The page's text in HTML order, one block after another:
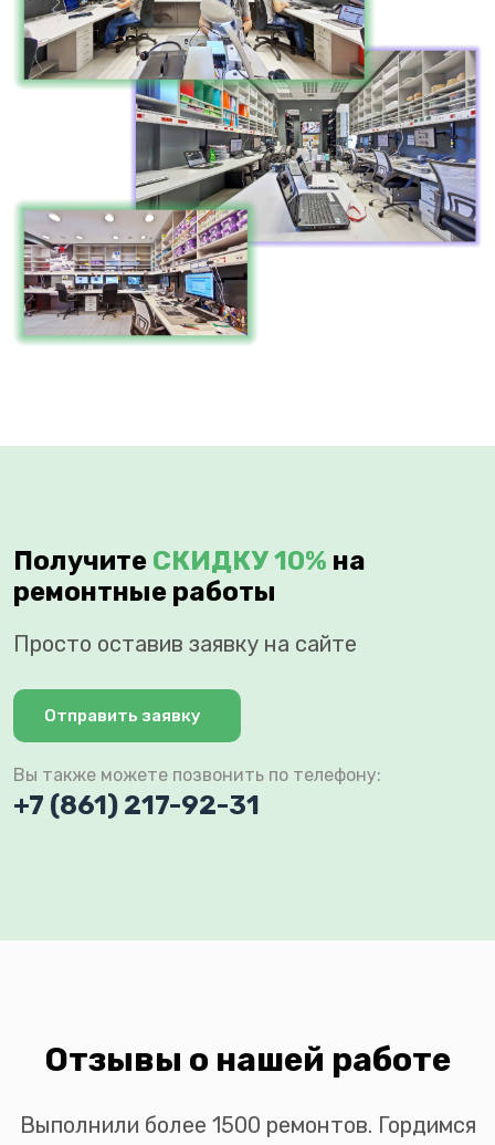
Получите СКИДКУ 10% на
ремонтные работы
Просто оставив заявку на сайте
Отправить заявку
Вы также можете позвонить по телефону:
+7 (861) 217-92-31
Отзывы о нашей работе
Выполнили более 1500 ремонтов. Гордимся